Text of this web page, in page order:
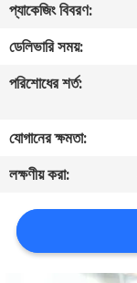
যোগাযোগ
করুন
উদ্ধৃতির
জন্য
আবেদন
প্যাকেজিং বিবরণ:
ডেলিভারি সময়:
পরিশোধের শর্ত:
যোগানের ক্ষমতা:
লক্ষণীয় করা: